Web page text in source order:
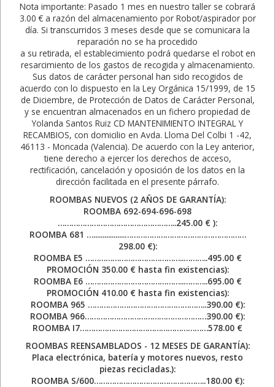
Nota importante: Pasado 1 mes en nuestro taller se cobrará
3.00 € a razón del almacenamiento por Robot/aspirador por
día. Si transcurridos 3 meses desde que se comunicara la
reparación no se ha procedido
a su retirada, el establecimiento podrá quedarse el robot en
resarcimiento de los gastos de recogida y almacenamiento.
Sus datos de carácter personal han sido recogidos de
acuerdo con lo dispuesto en la Ley Orgánica 15/1999, de 15
de Diciembre, de Protección de Datos de Carácter Personal,
y se encuentran almacenados en un fichero propiedad de
Yolanda Santos Ruiz CD MANTENIMIENTO INTEGRAL Y
RECAMBIOS, con domicilio en Avda. Lloma Del Colbi 1 -42,
46113 - Moncada (Valencia). De acuerdo con la Ley anterior,
tiene derecho a ejercer los derechos de acceso,
rectificación, cancelación y oposición de los datos en la
dirección facilitada en el presente párrafo.
ROOMBAS NUEVOS (2 AÑOS DE GARANTÍA):
ROOMBA 692-694-696-698
……………………………………………..245.00 € ):
ROOMBA 681 ….................………………………………………………
298.00 €):
ROOMBA E5 ……………………………………..………..495.00 €
PROMOCIÓN 350.00 € hasta fin existencias):
ROOMBA E6 ……………………………………..………..695.00 €
PROMOCIÓN 410.00 € hasta fin existencias):
ROOMBA 965 ……………………………………………..390.00 €):
ROOMBA 966………………………………………………390.00 €):
ROOMBA I7…………………………………………………578.00 €
ROOMBAS REENSAMBLADOS - 12 MESES DE GARANTÍA):
Placa electrónica, batería y motores nuevos, resto
piezas recicladas.):
ROOMBA S/600…………………………………………..180.00 €):